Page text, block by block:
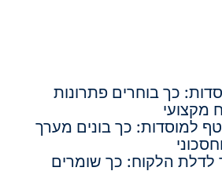
כך בוחרים פתרונות
מקצועי
למוסדות: כך בונים מערך
הלקוח: כך שומרים